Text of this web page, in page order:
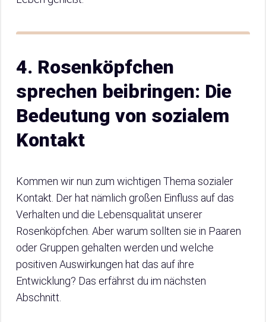
4. Rosenköpfchen
sprechen beibringen: Die
Bedeutung von sozialem
Kontakt
Kommen wir nun zum wichtigen Thema sozialer
Kontakt. Der hat nämlich großen Einfluss auf das
Verhalten und die Lebensqualität unserer
Rosenköpfchen. Aber warum sollten sie in Paaren
oder Gruppen gehalten werden und welche
positiven Auswirkungen hat das auf ihre
Entwicklung? Das erfährst du im nächsten
Abschnitt.